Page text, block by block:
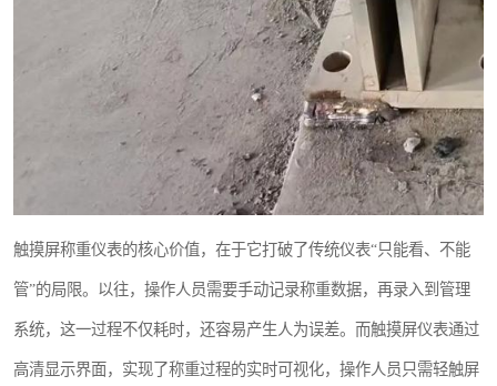
触摸屏称重仪表的核心价值，在于它打破了传统仪表“只能看、不能
管”的局限。以往，操作人员需要手动记录称重数据，再录入到管理
系统，这一过程不仅耗时，还容易产生人为误差。而触摸屏仪表通过
高清显示界面，实现了称重过程的实时可视化，操作人员只需轻触屏